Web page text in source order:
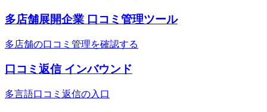
多店舗展開企業 口コミ管理ツール
多店舗の口コミ管理を確認する
口コミ返信 インバウンド
多言語口コミ返信の入口